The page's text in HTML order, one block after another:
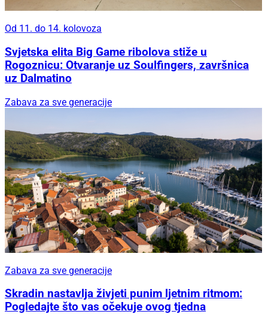
Od 11. do 14. kolovoza
Svjetska elita Big Game ribolova stiže u
Rogoznicu: Otvaranje uz Soulfingers, završnica
uz Dalmatino
Zabava za sve generacije
Zabava za sve generacije
Skradin nastavlja živjeti punim ljetnim ritmom:
Pogledajte što vas očekuje ovog tjedna